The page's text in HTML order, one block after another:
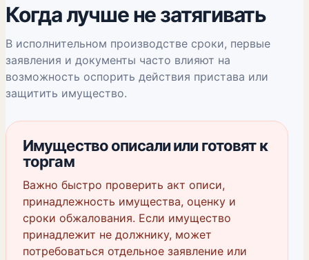
Когда лучше не затягивать
В исполнительном производстве сроки, первые
заявления и документы часто влияют на
возможность оспорить действия пристава или
защитить имущество.
Имущество описали или готовят к
торгам
Важно быстро проверить акт описи,
принадлежность имущества, оценку и
сроки обжалования. Если имущество
принадлежит не должнику, может
потребоваться отдельное заявление или